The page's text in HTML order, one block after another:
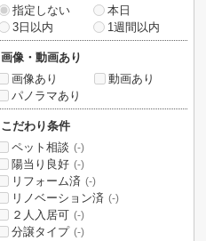
指定しない
本日
3日以内
1週間以内
画像・動画あり
画像あり
動画あり
パノラマあり
こだわり条件
ペット相談 (-)
陽当り良好 (-)
リフォーム済 (-)
リノベーション済 (-)
２人入居可 (-)
分譲タイプ (-)